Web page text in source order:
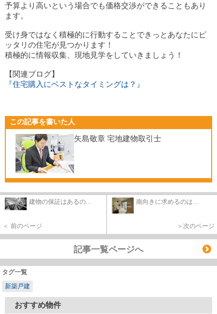
予算より高いという場合でも価格交渉ができることもあり
ます。
受け身ではなく積極的に行動することできっとあなたにピ
ッタリの住宅が見つかります！
積極的に情報収集、現地見学をしていきましょう！
【関連ブログ】
『住宅購入にベストなタイミングは？』
この記事を書いた人
矢島敬章 宅地建物取引士
建物の保証はあるの...
＜ 前のページ
南向きに求めるのは...
＞次のページ
記事一覧ページへ
タグ一覧
新築戸建
おすすめ物件